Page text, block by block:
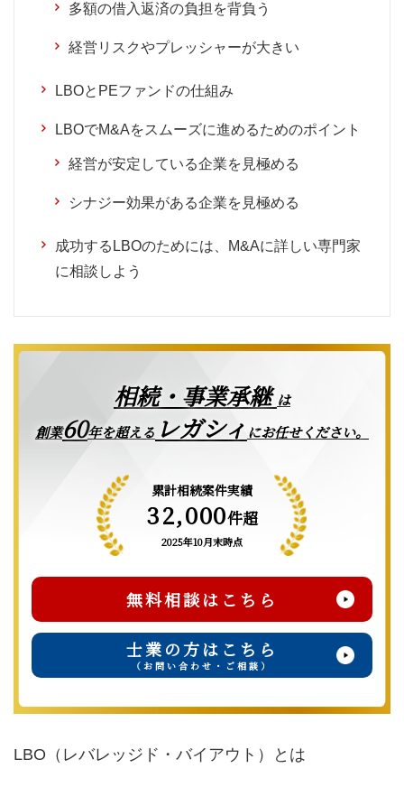
多額の借入返済の負担を背負う
経営リスクやプレッシャーが大きい
LBOとPEファンドの仕組み
LBOでM&Aをスムーズに進めるためのポイント
経営が安定している企業を見極める
シナジー効果がある企業を見極める
成功するLBOのためには、M&Aに詳しい専門家
に相談しよう
相続・事業承継は
創業60年を超える レガシィ にお任せください。
累計相続案件実績
32,000件超
2025年10月末時点
無料相談はこちら
士業の方はこちら
（お問い合わせ・ご相談）
LBO（レバレッジド・バイアウト）とは